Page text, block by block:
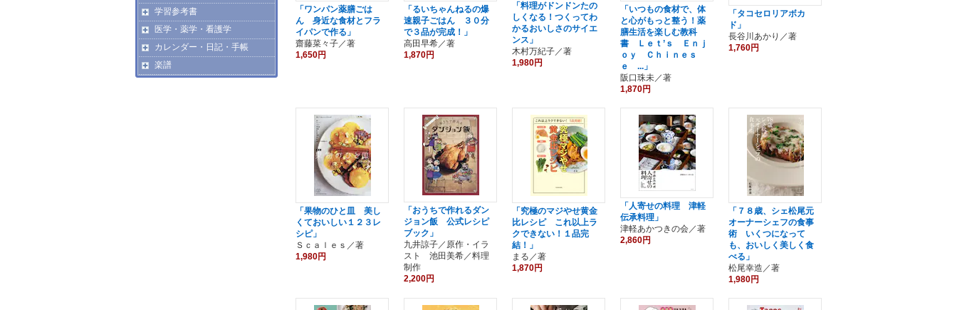
学習参考書
医学・薬学・看護学
カレンダー・日記・手帳
楽譜
「ワンパン薬膳ごは
ん 身近な食材とフラ
イパンで作る」
齋藤菜々子／著
1,650円
「るいちゃんねるの爆
速親子ごはん ３０分
で３品が完成！」
高田早希／著
1,870円
「料理がドンドンたの
しくなる！つくってわ
かるおいしさのサイエ
ンス」
木村万紀子／著
1,980円
「いつもの食材で、体
と心がもっと整う！薬
膳生活を楽しむ教科
書 Ｌｅｔ’ｓ Ｅｎｊ
ｏｙ Ｃｈｉｎｅｓ
ｅ ...」
阪口珠未／著
1,870円
「タコセロリアボカ
ド」
長谷川あかり／著
1,760円
「果物のひと皿 美し
くておいしい１２３レ
シピ」
Ｓｃａｌｅｓ／著
1,980円
「おうちで作れるダン
ジョン飯 公式レシピ
ブック」
九井諒子／原作・イラ
スト 池田美希／料理
制作
2,200円
「究極のマジやせ黄金
比レシピ これ以上ラ
クできない！１品完
結！」
まる／著
1,870円
「人寄せの料理 津軽
伝承料理」
津軽あかつきの会／著
2,860円
「７８歳、シェ松尾元
オーナーシェフの食事
術 いくつになって
も、おいしく美しく食
べる」
松尾幸造／著
1,980円